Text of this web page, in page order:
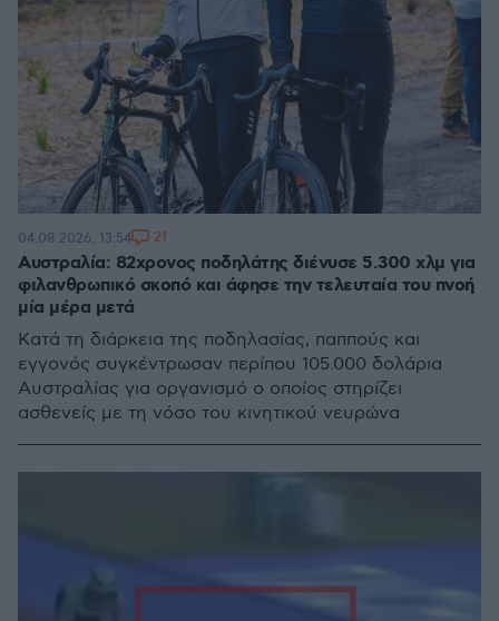
Αυστραλία: 82χρονος ποδηλάτης διένυσε 5.300 χλμ για
φιλανθρωπικό σκοπό και άφησε την τελευταία του πνοή
μία μέρα μετά
Κατά τη διάρκεια της ποδηλασίας, παππούς και
εγγονός συγκέντρωσαν περίπου 105.000 δολάρια
Αυστραλίας για οργανισμό ο οποίος στηρίζει
ασθενείς με τη νόσο του κινητικού νευρώνα
04.08.2026, 13:54 21